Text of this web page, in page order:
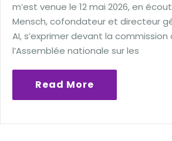
m’est venue le 12 mai 2026, en
Mensch, cofondateur et directeur
AI, s’exprimer devant la commission
l’Assemblée nationale sur les
Read More